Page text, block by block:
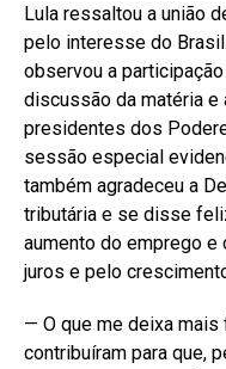
Lula ressaltou a união
pelo interesse do
observou a
discussão da matéria e
presidentes dos
sessão especial
também agradeceu a
tributária e se disse
aumento do emprego e
juros e pelo
— O que me deixa
contribuíram para que,